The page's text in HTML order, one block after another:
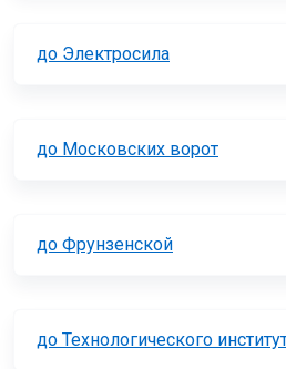
до Электросила
до Московских ворот
до Фрунзенской
до Технологического